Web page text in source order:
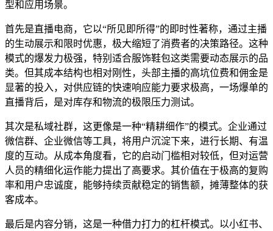
型和应用场景。
首先是直播电商，它以“所见即所得”的即时性著称，通过主播
的生动展示和限时优惠，极大缩短了消费者的决策路径。这种
模式的爆发力极强，特别适合服饰鞋包这类需要动态展示的品
类。但其成本结构也相对刚性，头部主播的高坑位费和佣金是
显著的投入，对供应链的快速响应能力要求极高，一场爆单的
直播背后，是对库存和物流的极限压力测试。
其次是私域社群，这更像是一种“精耕细作”的模式。企业通过
微信群、企业微信等工具，将用户沉淀下来，进行长期、有温
度的互动。从成本角度看，它的启动门槛相对较低，但对运营
人员的精细化运作能力提出了高要求。其价值在于极高的复购
率和用户忠诚度，能够持续贡献稳定的销售额，摊薄整体的获
客成本。
最后是内容分销，这是一种借力打力的杠杆模式。以小红书、